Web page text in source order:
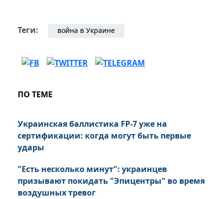
Теги: война в Украине
ПО ТЕМЕ
Украинская баллистика FP-7 уже на
сертификации: когда могут быть первые
удары
"Есть несколько минут": украинцев
призывают покидать "Эпицентры" во время
воздушных тревог